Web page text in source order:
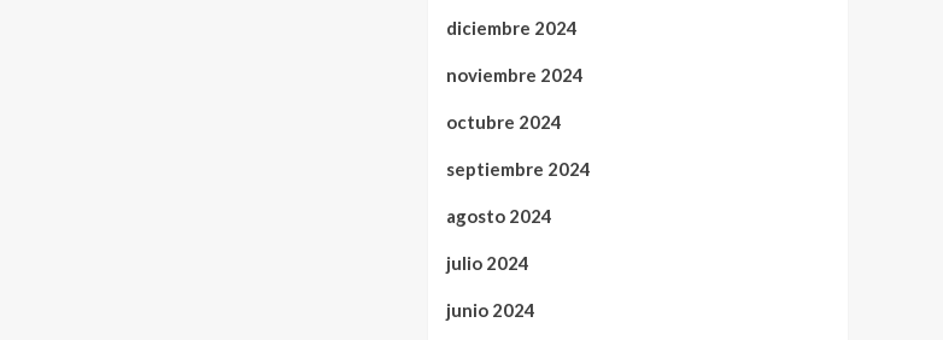
diciembre 2024
noviembre 2024
octubre 2024
septiembre 2024
agosto 2024
julio 2024
junio 2024